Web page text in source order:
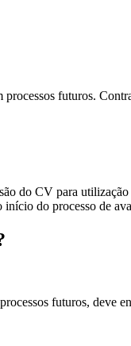
futuros.
do CV para utilização
início do processo de
futuros, deve